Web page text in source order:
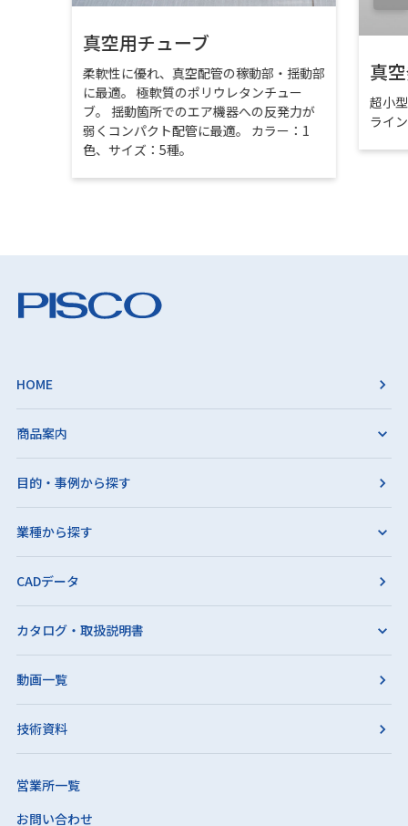
真空用チューブ
柔軟性に優れ、真空配管の稼動部・揺動部
に最適。 極軟質のポリウレタンチュー
ブ。 揺動箇所でのエア機器への反発力が
弱くコンパクト配管に最適。 カラー：1
色、サイズ：5種。
真
超小
ライ
HOME
商品案内
目的・事例から探す
業種から探す
CADデータ
カタログ・取扱説明書
動画一覧
技術資料
営業所一覧
お問い合わせ